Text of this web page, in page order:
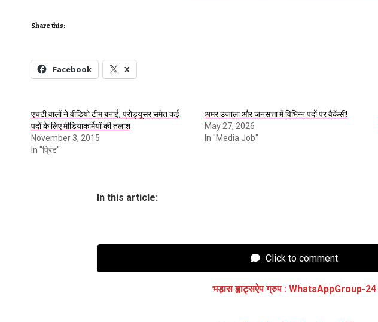
Share this:
Facebook X
एचटी वालों ने वीडियो टीम बनाई, प्रोड्यूसर समेत कई
पदों के लिए मीडियाकर्मियों की तलाश
November 3, 2015
In "प्रिंट"
अमर उजाला और जनसत्ता में विभिन्न पदों पर वैकेंसी!
May 27, 2026
In "Media Job"
In this article:
Click to comment
भड़ास ह्वाट्सऐप ग्रुप : WhatsAppGroup-24